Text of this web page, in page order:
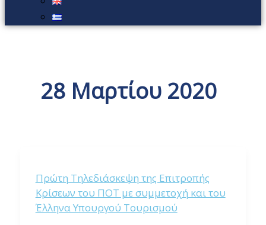
28 Μαρτίου 2020
Πρώτη Τηλεδιάσκεψη της Επιτροπής
Κρίσεων του ΠΟΤ με συμμετοχή και του
Έλληνα Υπουργού Τουρισμού